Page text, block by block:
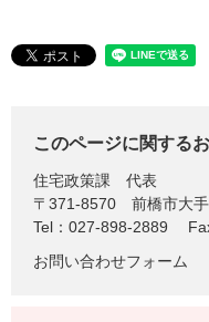
このページに関する
住宅政策課
代表
〒371-8570
前橋市大
Tel：027-898-2889
お問い合わせフォーム